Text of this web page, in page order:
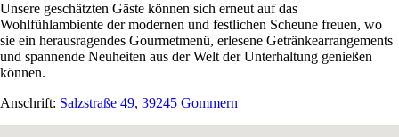
Unsere geschätzten Gäste können sich erneut auf das
Wohlfühlambiente der modernen und festlichen Scheune freuen, wo
sie ein herausragendes Gourmetmenü, erlesene Getränkearrangements
und spannende Neuheiten aus der Welt der Unterhaltung genießen
können.
Anschrift: Salzstraße 49, 39245 Gommern